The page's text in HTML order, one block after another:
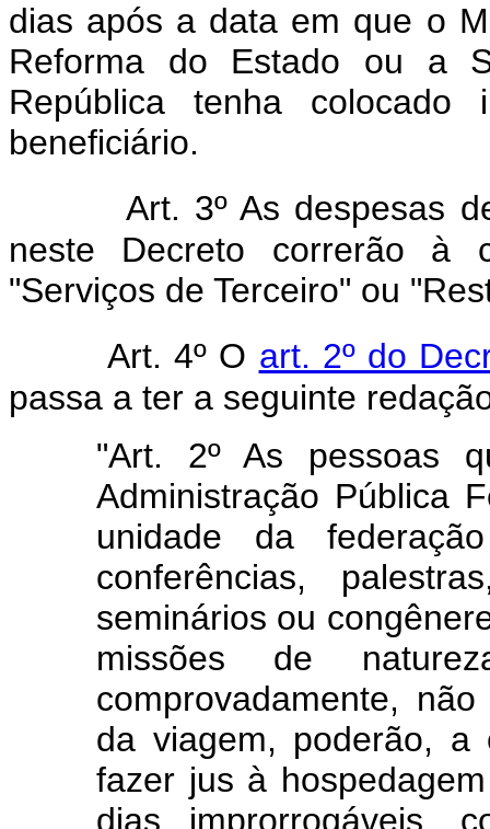
dias após a data em que o
Reforma do Estado ou a
República tenha
beneficiário.
Art. 3º As despesas
neste Decreto correrão à
"Serviços de Terceiro" ou
Art. 4º O art. 2º do
passa a ter a seguinte
"Art. 2º As pessoas
Administração Pública
unidade da
conferências,
seminários ou
missões de
comprovadamente,
da viagem, poderão, a
fazer jus à
dias improrrogáveis,